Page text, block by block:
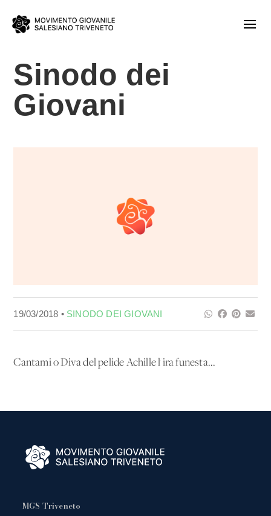
Sinodo dei
Giovani
19/03/2018 • SINODO DEI GIOVANI
Cantami o Diva del pelide Achille l'ira funesta...
MGS Triveneto